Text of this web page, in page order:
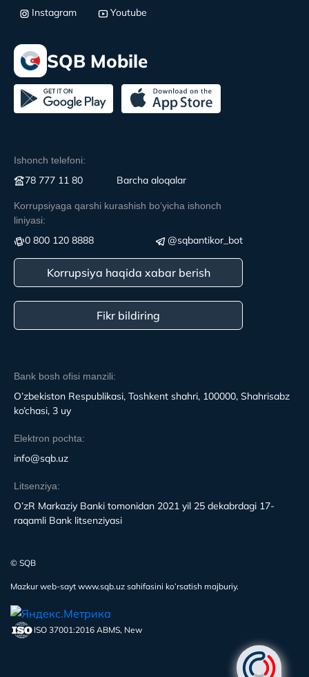
Bank bosh ofisi manzili:
O’zbekiston Respublikasi, Toshkent shahri, 100000, Shahrisabz
ko’chasi, 3 uy
Elektron pochta:
info@sqb.uz
Litsenziya:
O’zR Markaziy Banki tomonidan 2021 yil 25 dekabrdagi 17-
raqamli Bank litsenziyasi
Instagram
Youtube
SQB Mobile
Ishonch telefoni:
78 777 11 80 Вarcha aloqalar
Korrupsiyaga qarshi kurashish boʻyicha ishonch
liniyasi:
0 800 120 8888 @sqbantikor_bot
Korrupsiya haqida xabar berish
Fikr bildiring
© SQB
Mazkur web-sayt www.sqb.uz sahifasini ko’rsatish majburiy.
ISO 37001:2016 ABMS, New